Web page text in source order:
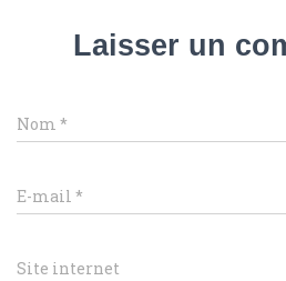
Laisser un
Nom *
E-mail *
Site internet